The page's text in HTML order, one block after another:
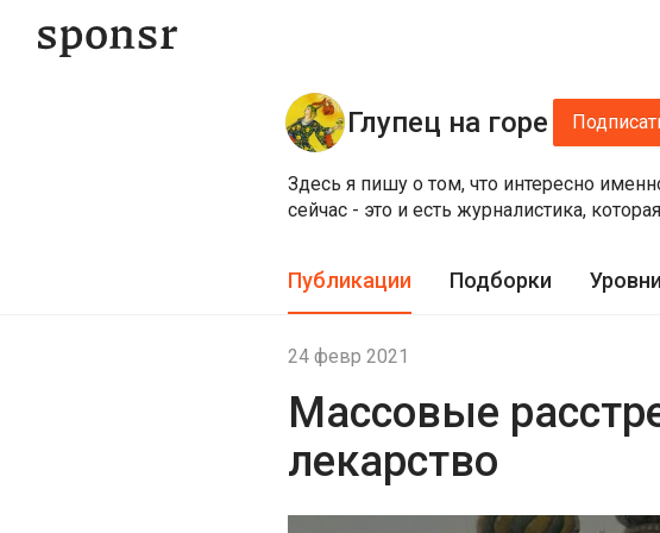
Глупец на горе
Здесь я пишу о том, что интересно
сейчас - это и есть журналистика,
Публикации Подборки
24 февр 2021
Массовые
лекарство